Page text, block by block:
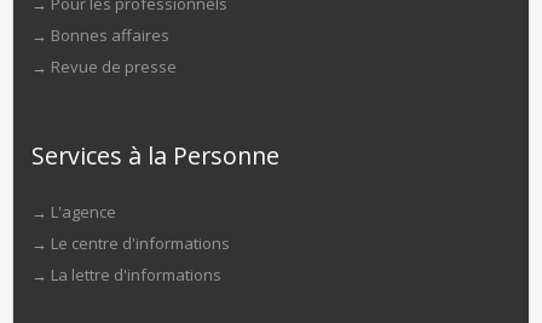
→ Bonnes affaires
→ Revue de presse
Services à la Personne
→ L'agence
→ Le centre d'informations
→ La lettre d'informations